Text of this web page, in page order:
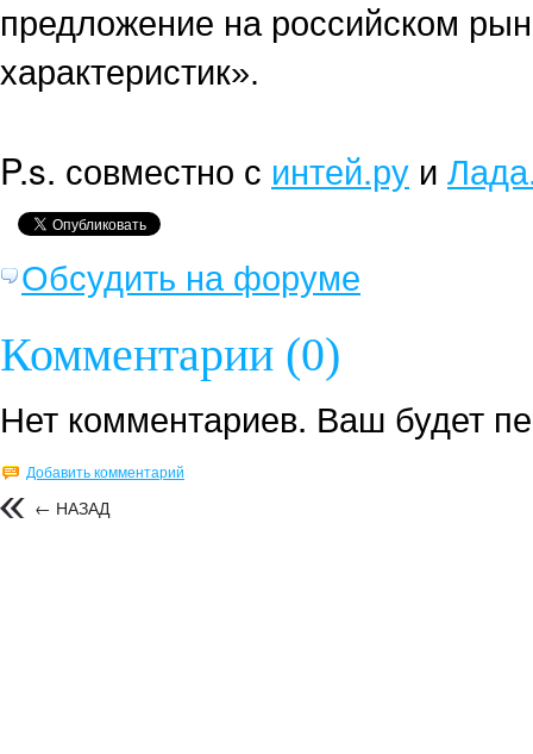
предложение на российском
характеристик».
P.s. совместно с интей.ру и
Обсудить на форуме
Комментарии (0)
Нет комментариев. Ваш будет
Добавить комментарий
← НАЗАД